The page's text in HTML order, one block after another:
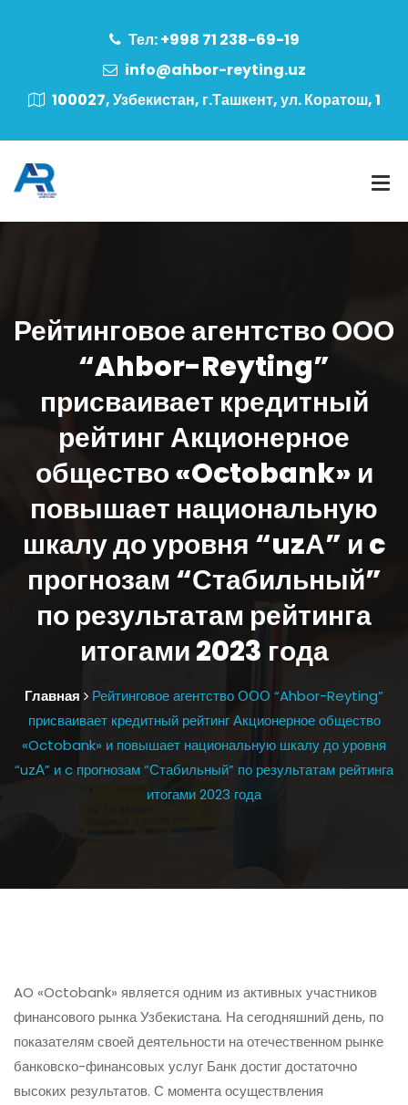
Тел: +998 71 238-69-19
info@ahbor-reyting.uz
100027, Узбекистан, г.Ташкент, ул. Коратош, 1
Рейтинговое агентство ООО
“Ahbor-Reyting”
присваивает кредитный
рейтинг Акционерное
общество «Octobank» и
повышает национальную
шкалу до уровня “uzА” и c
прогнозам “Стабильный”
по результатам рейтинга
итогами 2023 года
Главная
Рейтинговое агентство ООО “Ahbor-Reyting”
присваивает кредитный рейтинг Акционерное общество
«Octobank» и повышает национальную шкалу до уровня
“uzА” и c прогнозам “Стабильный” по результатам рейтинга
итогами 2023 года
AO «Octobank» является одним из активных участников
финансового рынка Узбекистана. На сегодняшний день, по
показателям своей деятельности на отечественном рынке
банковско-финансовых услуг Банк достиг достаточно
высоких результатов. С момента осуществления